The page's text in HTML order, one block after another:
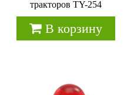
тракторов TY-254
В корзину